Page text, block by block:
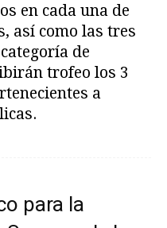
en cada una de
así como las tres
de
trofeo los 3
a
para la